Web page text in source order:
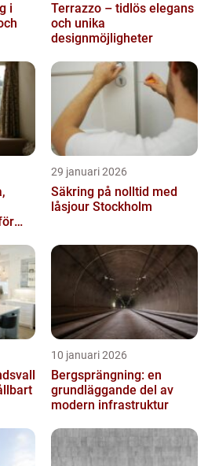
i
Terrazzo – tidlös elegans
och unika
designmöjligheter
29 januari 2026
Säkring på nolltid med
låsjour Stockholm
10 januari 2026
Bergsprängning: en
grundläggande del av
modern infrastruktur